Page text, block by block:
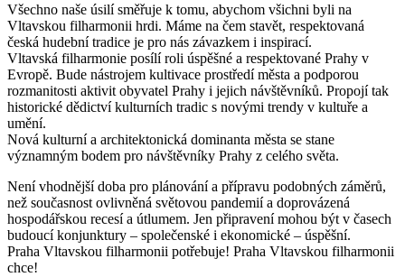
Všechno naše úsilí směřuje k tomu, abychom všichni byli na
Vltavskou filharmonii hrdi. Máme na čem stavět, respektovaná
česká hudební tradice je pro nás závazkem i inspirací.
Vltavská filharmonie posílí roli úspěšné a respektované Prahy v
Evropě. Bude nástrojem kultivace prostředí města a podporou
rozmanitosti aktivit obyvatel Prahy i jejich návštěvníků. Propojí tak
historické dědictví kulturních tradic s novými trendy v kultuře a
umění.
Nová kulturní a architektonická dominanta města se stane
významným bodem pro návštěvníky Prahy z celého světa.
Není vhodnější doba pro plánování a přípravu podobných záměrů,
než současnost ovlivněná světovou pandemií a doprovázená
hospodářskou recesí a útlumem. Jen připravení mohou být v časech
budoucí konjunktury – společenské i ekonomické – úspěšní.
Praha Vltavskou filharmonii potřebuje! Praha Vltavskou filharmonii
chce!